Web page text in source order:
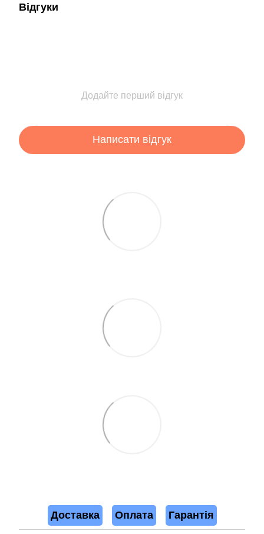
Відгуки
Додайте перший відгук
Написати відгук
Доставка Оплата Гарантія